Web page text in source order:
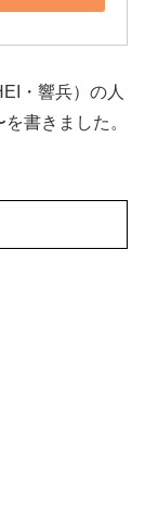
・響兵）の人
書きました。